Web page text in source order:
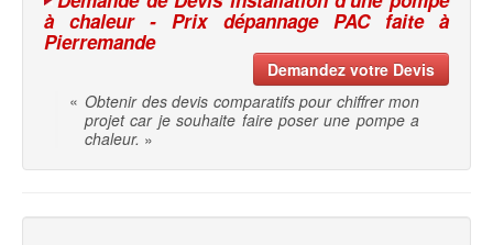
à chaleur - Prix dépannage PAC faite à
Pierremande
Demandez votre Devis
« Obtenir des devis comparatifs pour chiffrer mon
projet car je souhaite faire poser une pompe a
chaleur. »